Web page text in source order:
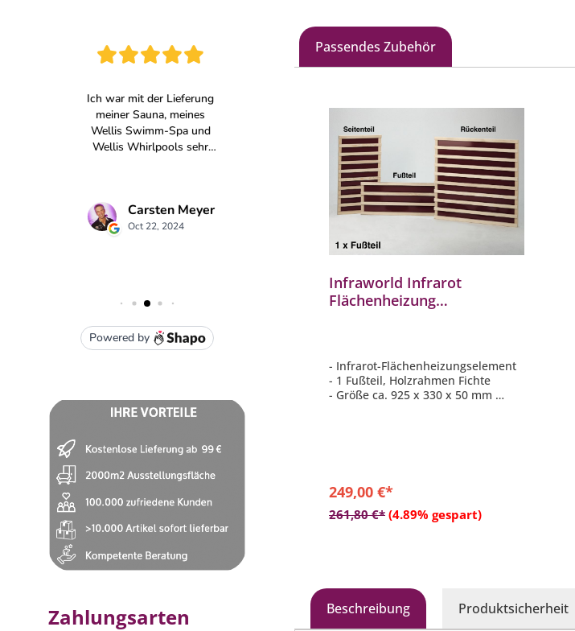
Zahlungsarten
Passendes Zubehör
Infraworld Infrarot
Flächenheizung
- Infrarot-Flächenheizungselement
- 1 Fußteil, Holzrahmen Fichte
- Größe ca. 925 x 330 x 50 mm
249,00 €*
261,80 €* (4.89% gespart)
In den Warenkorb
Beschreibung Produktsicherheit